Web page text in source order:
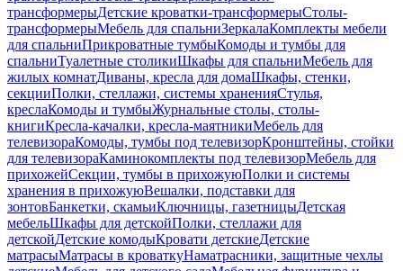
трансформерыДетские кроватки-трансформерыСтолы-
трансформерыМебель для спальниЗеркалаКомплекты мебели
для спальниПрикроватные тумбыКомоды и тумбы для
спальниТуалетные столикиШкафы для спальниМебель для
жилых комнатДиваны, кресла для домаШкафы, стенки,
секцииПолки, стеллажи, системы храненияСтулья,
креслаКомоды и тумбыЖурнальные столы, столы-
книгиКресла-качалки, кресла-маятникиМебель для
телевизораКомоды, тумбы под телевизорКронштейны, стойки
для телевизораКаминокомплекты под телевизорМебель для
прихожейСекции, тумбы в прихожуюПолки и системы
хранения в прихожуюВешалки, подставки для
зонтовБанкетки, скамьиКлючницы, газетницыДетская
мебельШкафы для детскойПолки, стеллажи для
детскойДетские комодыКровати детскиеДетские
матрасыМатрасы в кроваткуНаматрасники, защитные чехлы